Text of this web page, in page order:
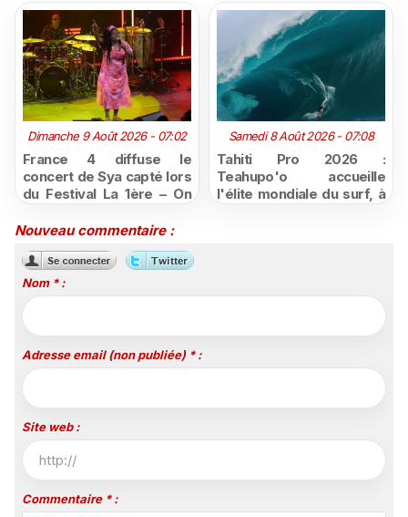
Dimanche 9 Août 2026 - 07:02
France 4 diffuse le
concert de Sya capté lors
du Festival La 1ère – On
Samedi 8 Août 2026 - 07:08
Tahiti Pro 2026 :
Teahupo'o accueille
l'élite mondiale du surf, à
Nouveau commentaire :
Nom * :
Adresse email (non publiée) * :
Site web :
Commentaire * :